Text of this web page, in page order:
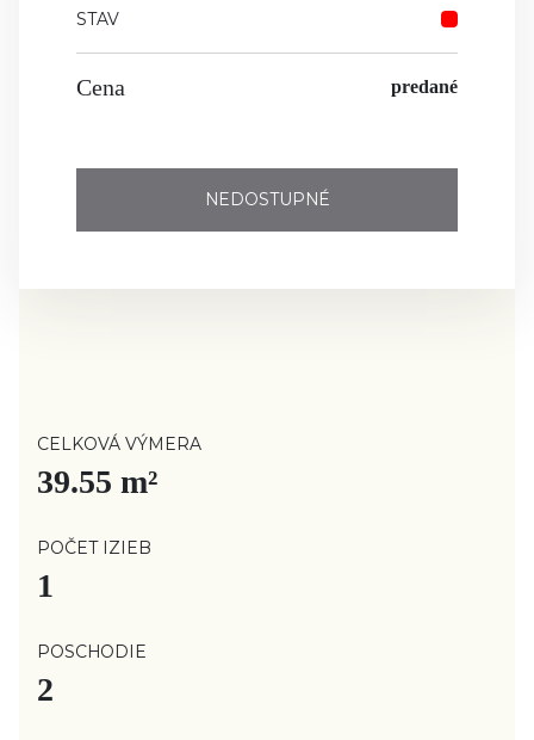
CELKOVÁ VÝMERA
39.55 m²
POČET IZIEB
1
POSCHODIE
2
STAV
Cena predané
NEDOSTUPNÉ